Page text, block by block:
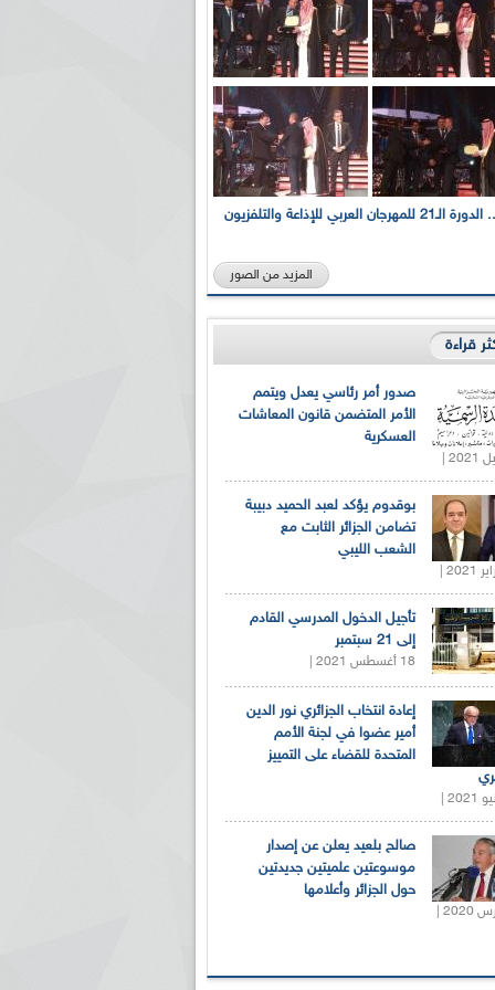
بالصور... الدورة الـ21 للمهرجان العربي للإذاعة والتلفزيون
المزيد من الصور
قراءة
صدور أمر رئاسي يعدل ويتمم
الأمر المتضمن قانون المعاشات
العسكرية
بوقدوم يؤكد لعبد الحميد دبيبة
تضامن الجزائر الثابت مع
الشعب الليبي
تأجيل الدخول المدرسي القادم
إلى 21 سبتمبر
18 أغسطس 2021 |
إعادة انتخاب الجزائري نور الدين
أمير عضوا في لجنة الأمم
المتحدة للقضاء على التمييز
صالح بلعيد يعلن عن إصدار
موسوعتين علميتين جديدتين
حول الجزائر وأعلامها